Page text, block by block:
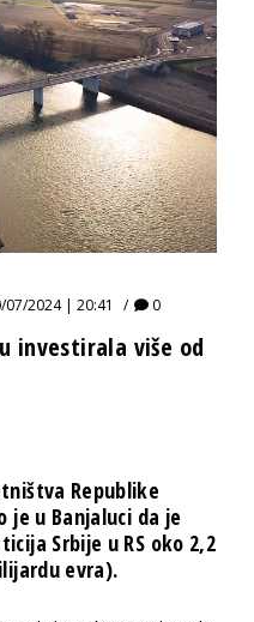
07/2024 | 20:41 0
investirala više od
Republike
je u Banjaluci da je
Srbije u RS oko 2,2
evra).